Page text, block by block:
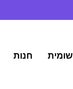
חנות